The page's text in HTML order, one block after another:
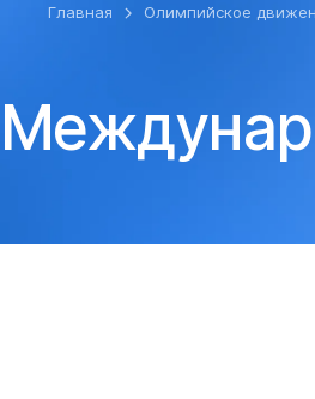
Главная Олимпийское